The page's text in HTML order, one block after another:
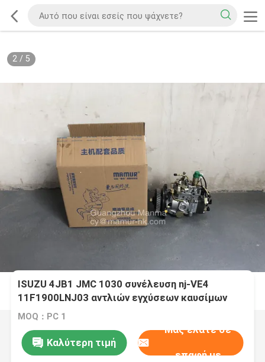
2/ 5
ISUZU 4JB1 JMC 1030 συνέλευση nj-VE4
11F1900LNJ03 αντλιών εγχύσεων καυσίμων
MOQ：PC 1
Καλύτερη τιμή
Μας ελάτε σε
επαφή με